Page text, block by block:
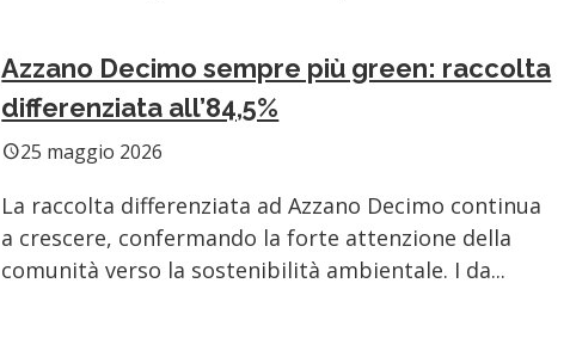
Azzano Decimo sempre più green: raccolta
differenziata all’84,5%
schedule25 maggio 2026
La raccolta differenziata ad Azzano Decimo continua
a crescere, confermando la forte attenzione della
comunità verso la sostenibilità ambientale. I da...